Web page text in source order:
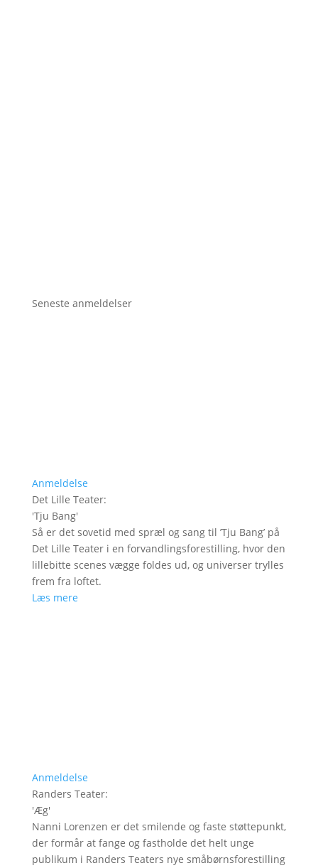
Seneste anmeldelser
Anmeldelse
Det Lille Teater:
'Tju Bang'
Så er det sovetid med spræl og sang til ’Tju Bang’ på
Det Lille Teater i en forvandlingsforestilling, hvor den
lillebitte scenes vægge foldes ud, og universer trylles
frem fra loftet.
Læs mere
Anmeldelse
Randers Teater:
'Æg'
Nanni Lorenzen er det smilende og faste støttepunkt,
der formår at fange og fastholde det helt unge
publikum i Randers Teaters nye småbørnsforestilling